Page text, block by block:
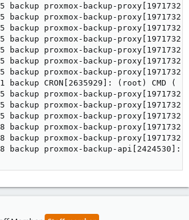
backup proxmox-backup-
backup proxmox-backup-
backup proxmox-backup-
backup proxmox-backup-
backup proxmox-backup-
backup proxmox-backup-
backup proxmox-backup-
backup CRON[2635929]: (root)
backup proxmox-backup-
backup proxmox-backup-
backup proxmox-backup-
backup proxmox-backup-
backup proxmox-backup-
backup proxmox-backup-